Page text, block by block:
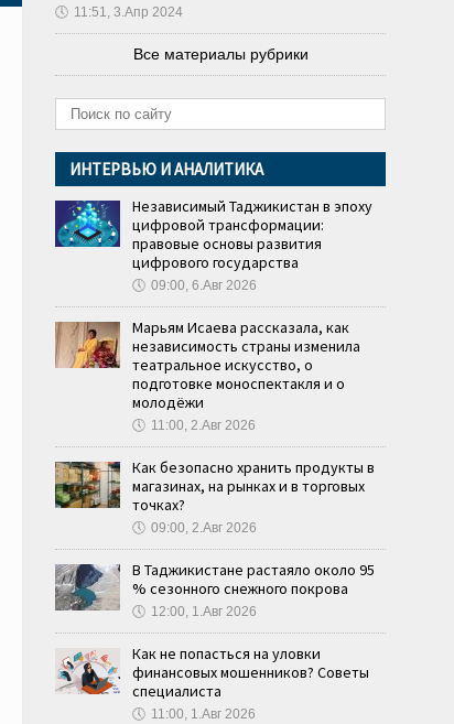
🕔 11:51, 3.Апр 2024
Все материалы рубрики
ИНТЕРВЬЮ И АНАЛИТИКА
Независимый Таджикистан в эпоху
цифровой трансформации:
правовые основы развития
цифрового государства
🕔 09:00, 6.Авг 2026
Марьям Исаева рассказала, как
независимость страны изменила
театральное искусство, о
подготовке моноспектакля и о
молодёжи
🕔 11:00, 2.Авг 2026
Как безопасно хранить продукты в
магазинах, на рынках и в торговых
точках?
🕔 09:00, 2.Авг 2026
В Таджикистане растаяло около 95
% сезонного снежного покрова
🕔 12:00, 1.Авг 2026
Как не попасться на уловки
финансовых мошенников? Советы
специалиста
🕔 11:00, 1.Авг 2026